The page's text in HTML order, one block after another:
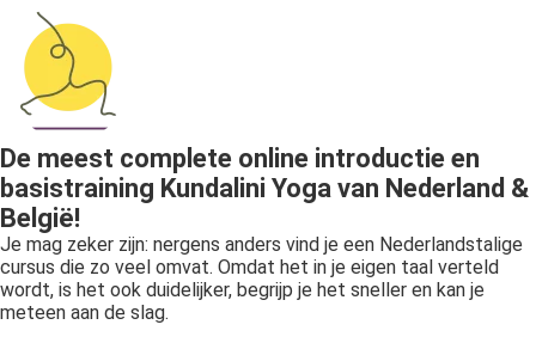
De meest complete online introductie en
basistraining Kundalini Yoga van Nederland &
België!
Je mag zeker zijn: nergens anders vind je een Nederlandstalige
cursus die zo veel omvat. Omdat het in je eigen taal verteld
wordt, is het ook duidelijker, begrijp je het sneller en kan je
meteen aan de slag.